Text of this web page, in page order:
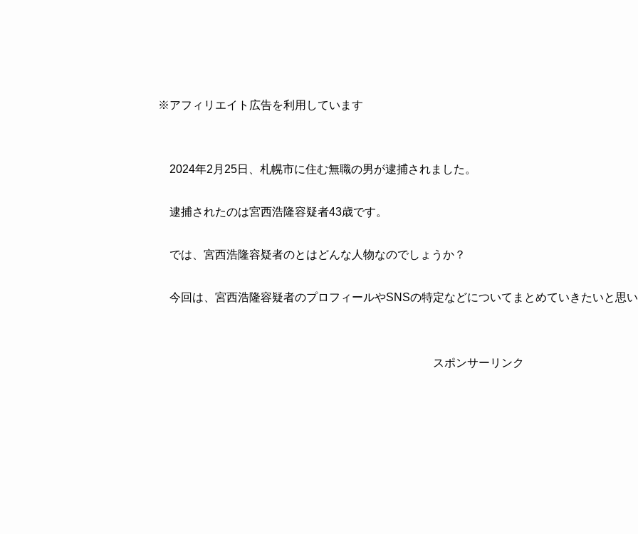
※アフィリエイト広告を利用しています
2024年2月25日、札幌市に住む無職の男が逮捕されました。
逮捕されたのは宮西浩隆容疑者43歳です。
では、宮西浩隆容疑者のとはどんな人物なのでしょうか？
今回は、宮西浩隆容疑者のプロフィールやSNSの特定などについてまとめていきたいと思
スポンサーリンク